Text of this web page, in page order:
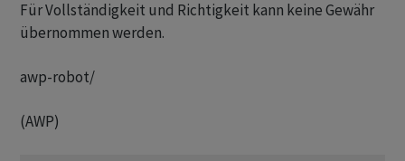
Für Vollständigkeit und Richtigkeit kann keine Gewähr
übernommen werden.
awp-robot/
(AWP)